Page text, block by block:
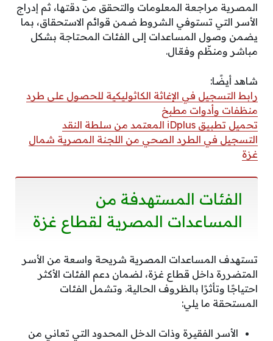
المصرية مراجعة المعلومات والتحقق من دقتها، ثم إدراج
الأسر التي تستوفي الشروط ضمن قوائم الاستحقاق، بما
يضمن وصول المساعدات إلى الفئات المحتاجة بشكل
مباشر ومنظّم وفعّال.
شاهد أيضًا:
رابط التسجيل في الإغاثة الكاثوليكية للحصول على طرد
منظفات وأدوات مطبخ
تحميل تطبيق iDplus المعتمد من سلطة النقد
التسجيل في الطرد الصحي من اللجنة المصرية شمال
غزة
الفئات المستهدفة من
المساعدات المصرية لقطاع غزة
تستهدف المساعدات المصرية شريحة واسعة من الأسر
المتضررة داخل قطاع غزة، لضمان دعم الفئات الأكثر
احتياجًا وتأثرًا بالظروف الحالية. وتشمل الفئات
المستحقة ما يلي:
الأسر الفقيرة وذات الدخل المحدود التي تعاني من